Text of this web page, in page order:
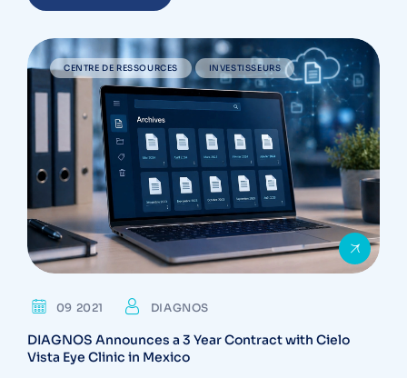
CENTRE DE RESSOURCES INVESTISSEURS
09 2021 DIAGNOS
DIAGNOS Announces a 3 Year Contract with Cielo
Vista Eye Clinic in Mexico